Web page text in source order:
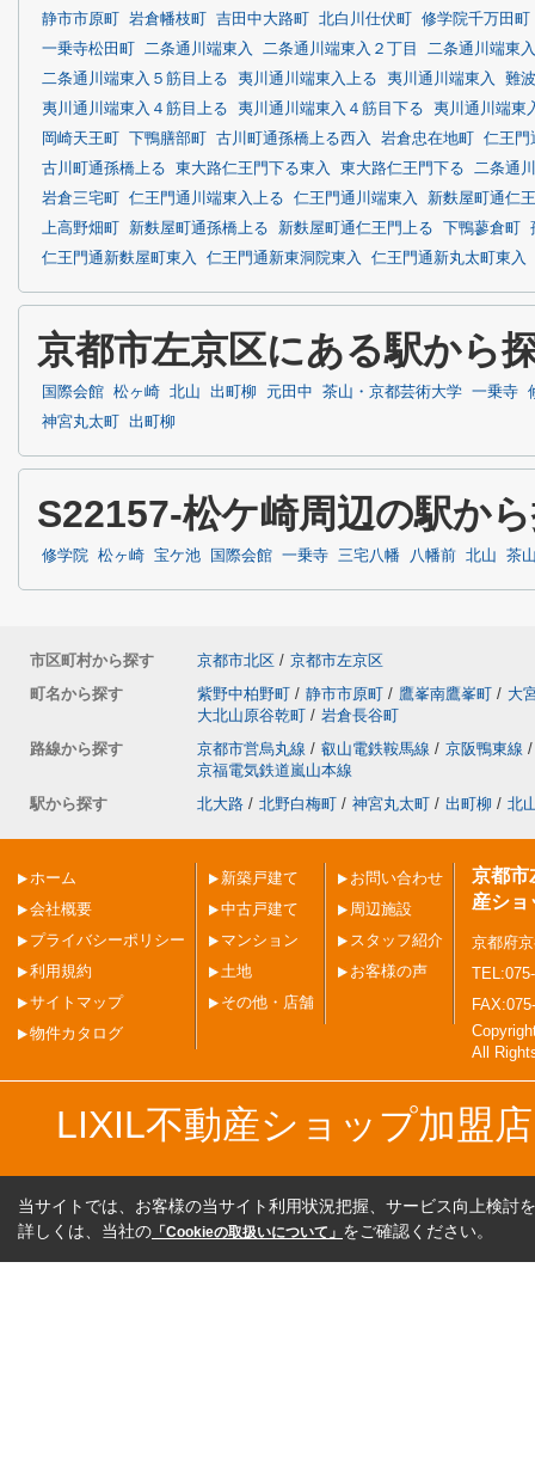
静市市原町 岩倉幡枝町 吉田中大路町 北白川仕伏町
修学院千万田町
一乗寺松田町
二条通川端東入 二条通川端東入２丁目
二条通川端東
二条通川端東入５筋目上る
夷川通川端東入上る 夷川通川端東入
難
夷川通川端東入４筋目上る
夷川通川端東入４筋目下る
夷川通川端東
岡崎天王町
下鴨膳部町 古川町通孫橋上る西入 岩倉忠在地町
仁王門
古川町通孫橋上る
東大路仁王門下る東入 東大路仁王門下る
二条通
岩倉三宅町
仁王門通川端東入上る 仁王門通川端東入
新麩屋町通仁
上高野畑町
新麩屋町通孫橋上る 新麩屋町通仁王門上る 下鴨蓼倉町
仁王門通新麩屋町東入
仁王門通新東洞院東入 仁王門通新丸太町東入
京都市左京区にある駅から
国際会館 松ヶ崎 北山 出町柳 元田中 茶山・京都芸術大学 一乗寺
神宮丸太町
出町柳
S22157-松ケ崎周辺の駅か
修学院 松ヶ崎 宝ケ池 国際会館 一乗寺 三宅八幡 八幡前 北山 茶
市区町村から探す 京都市北区 / 京都市左京区
町名から探す
紫野中柏野町 / 静市市原町 / 鷹峯南鷹峯町 / 大
大北山原谷乾町 / 岩倉長谷町
路線から探す
京都市営烏丸線 / 叡山電鉄鞍馬線 / 京阪鴨東線 /
京福電気鉄道嵐山本線
駅から探す
北大路 / 北野白梅町 / 神宮丸太町 / 出町柳 / 北
ホーム
会社概要
プライバシーポリシー
利用規約
サイトマップ
物件カタログ
新築戸建て
中古戸建て
マンション
土地
その他・店舗
お問い合わせ
周辺施設
スタッフ紹介
お客様の声
京都市
産ショ
京都府
All
LIXIL不動産ショップ加盟
当サイトでは、お客様の当サイト利用状況把握、サービス向上検討
詳しくは、当社の 「Cookieの取扱いについて」 をご確認ください。